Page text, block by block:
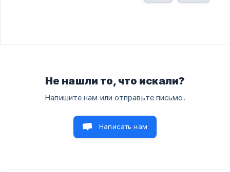
Не нашли то, что искали?
Напишите нам или отправьте письмо.
Написать нам